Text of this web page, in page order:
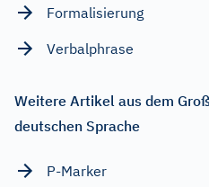
Formalisierung
Verbalphrase
Weitere Artikel aus dem
deutschen Sprache
P-Marker